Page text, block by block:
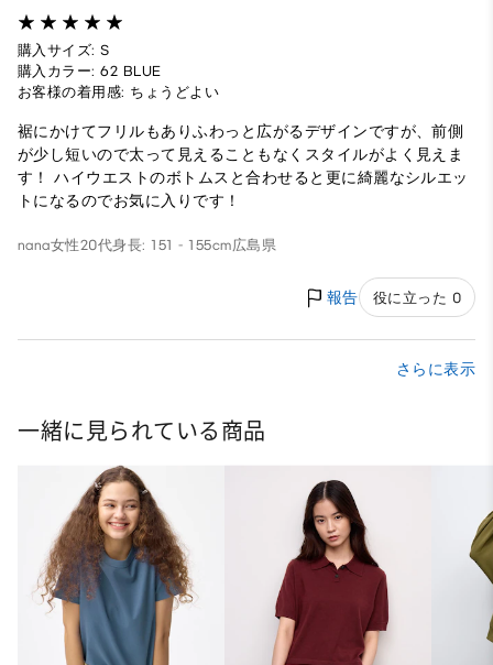
購入サイズ: S
購入カラー: 62 BLUE
お客様の着用感: ちょうどよい
裾にかけてフリルもありふわっと広がるデザインですが、前側
が少し短いので太って見えることもなくスタイルがよく見えま
す！ ハイウエストのボトムスと合わせると更に綺麗なシルエッ
トになるのでお気に入りです！
nana女性20代身長: 151 - 155cm広島県
報告 役に立った 0
さらに表示
一緒に見られている商品